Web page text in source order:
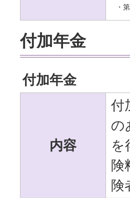
・第
付加年金
付加年金
内容
付
の
を
険
険